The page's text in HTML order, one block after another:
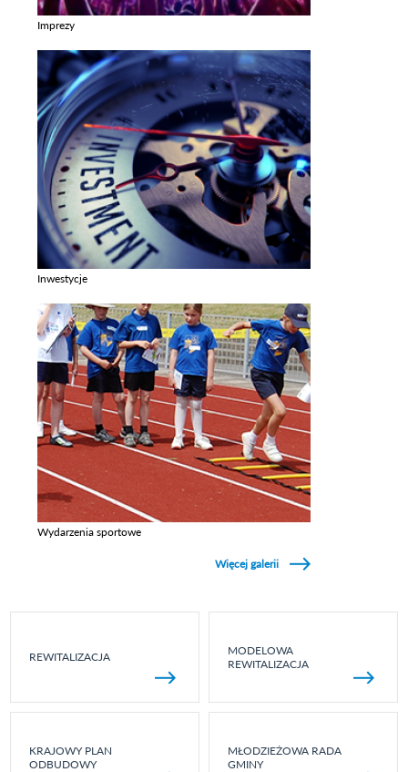
Imprezy
Inwestycje
Wydarzenia sportowe
Więcej galerii
REWITALIZACJA
MODELOWA
REWITALIZACJA
KRAJOWY PLAN
ODBUDOWY
MŁODZIEŻOWA RADA
GMINY